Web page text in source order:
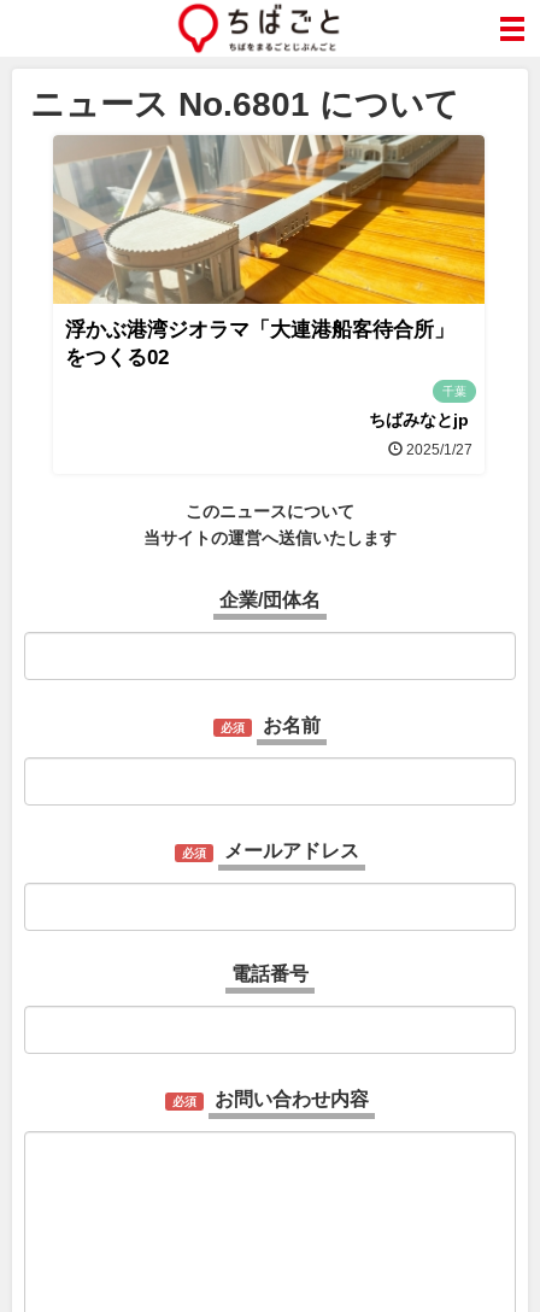
ニュース No.6801 について
浮かぶ港湾ジオラマ「大連港船客待合所」
をつくる02
千葉
ちばみなとjp
2025/1/27
このニュースについて
当サイトの運営へ送信いたします
企業/団体名
必須 お名前
必須 メールアドレス
電話番号
必須 お問い合わせ内容